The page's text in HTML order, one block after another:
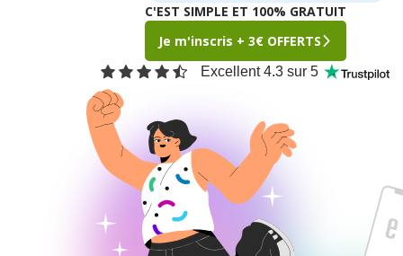
C'EST SIMPLE ET 100% GRATUIT
Je m'inscris + 3€ OFFERTS
Excellent 4.3 sur 5